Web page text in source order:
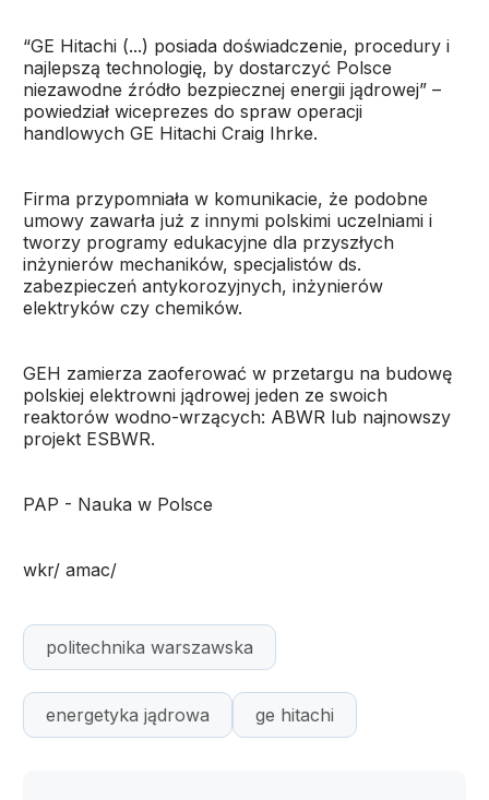
“GE Hitachi (...) posiada doświadczenie, procedury i
najlepszą technologię, by dostarczyć Polsce
niezawodne źródło bezpiecznej energii jądrowej” –
powiedział wiceprezes do spraw operacji
handlowych GE Hitachi Craig Ihrke.
Firma przypomniała w komunikacie, że podobne
umowy zawarła już z innymi polskimi uczelniami i
tworzy programy edukacyjne dla przyszłych
inżynierów mechaników, specjalistów ds.
zabezpieczeń antykorozyjnych, inżynierów
elektryków czy chemików.
GEH zamierza zaoferować w przetargu na budowę
polskiej elektrowni jądrowej jeden ze swoich
reaktorów wodno-wrzących: ABWR lub najnowszy
projekt ESBWR.
PAP - Nauka w Polsce
wkr/ amac/
politechnika warszawska
energetyka jądrowa ge hitachi